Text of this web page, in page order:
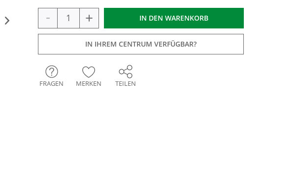
- + IN DEN WARENKORB
IN IHREM CENTRUM VERFÜGBAR?
FRAGEN MERKEN TEILEN